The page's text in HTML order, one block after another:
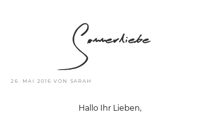
VERÖFFENTLICHT
26. MAI 2016 VON SARAH
Sommerliebe
Hallo Ihr Lieben,